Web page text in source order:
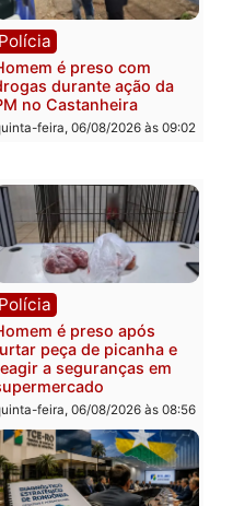
Polícia
Homem é esfaqueado no
Guimarães
quinta-feira, 06/08/2026 às
Polícia
Homem é preso com
drogas durante ação da
PM no Castanheira
quinta-feira, 06/08/2026 às